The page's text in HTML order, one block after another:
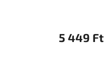
5 449 Ft